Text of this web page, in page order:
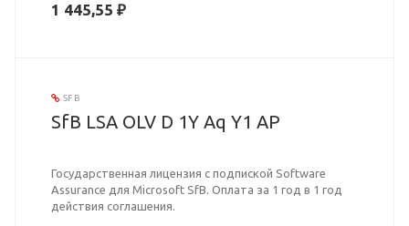
1 445,55 ₽
SFB
SfB LSA OLV D 1Y Aq Y1 AP
Государственная лицензия с подпиской Software
Assurance для Microsoft SfB. Оплата за 1 год в 1 год
действия соглашения.